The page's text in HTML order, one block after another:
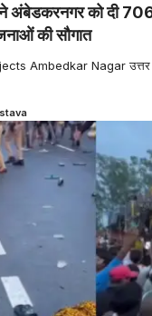
ने अंबेडकरनगर को दी
की सौगात
Ambedkar Nagar उत्तर